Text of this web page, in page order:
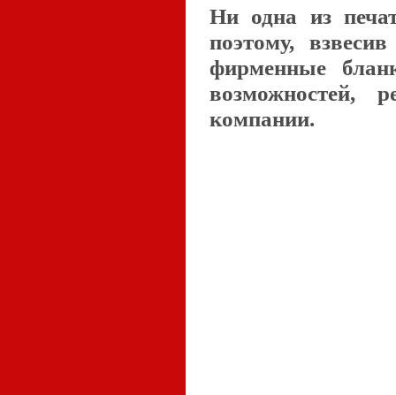
Ни одна из
поэтому,
фирменные
возможностей,
компании.